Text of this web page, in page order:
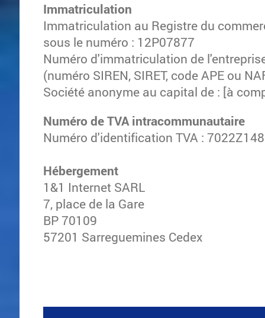
Immatriculation
Immatriculation au Registre du
sous le numéro : 12P07877
Numéro d'immatriculation de
(numéro SIREN, SIRET, code APE ou
Société anonyme au capital de : [à
Numéro de TVA intracommunautaire
Numéro d'identification TVA :
Hébergement
1&1 Internet SARL
7, place de la Gare
BP 70109
57201 Sarreguemines Cedex